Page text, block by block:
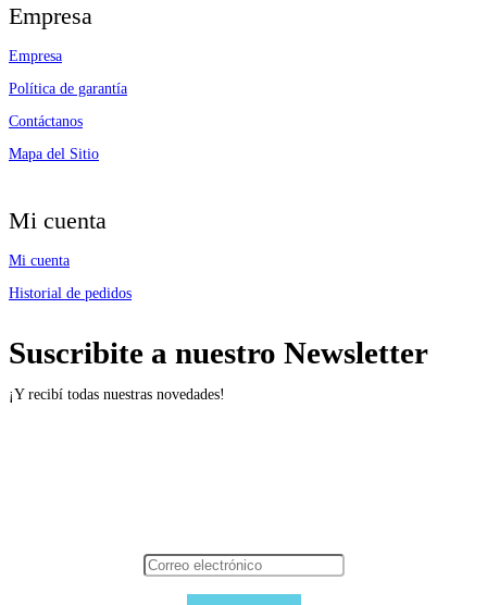
Empresa
Empresa
Política de garantía
Contáctanos
Mapa del Sitio
Mi cuenta
Mi cuenta
Historial de pedidos
Suscribite a nuestro Newsletter
¡Y recibí todas nuestras novedades!